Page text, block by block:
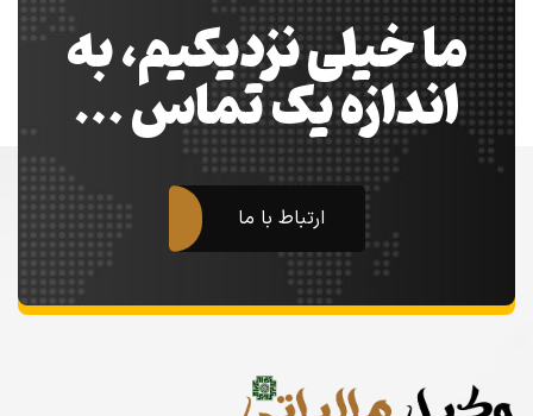
ما خیلی نزدیکیم، به
اندازه یک تماس …
ارتباط با ما